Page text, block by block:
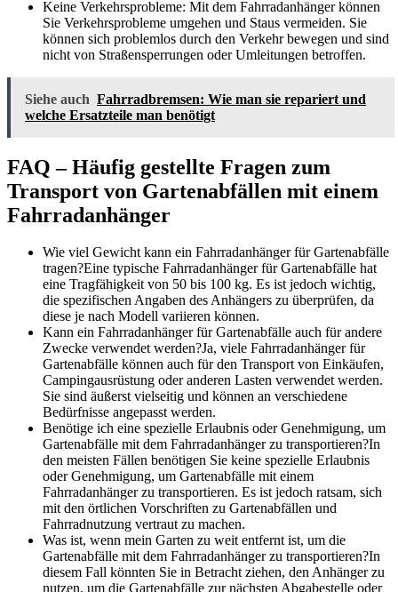
Keine Verkehrsprobleme: Mit dem Fahrradanhänger können
Sie Verkehrsprobleme umgehen und Staus vermeiden. Sie
können sich problemlos durch den Verkehr bewegen und sind
nicht von Straßensperrungen oder Umleitungen betroffen.
Siehe auch Fahrradbremsen: Wie man sie repariert und
welche Ersatzteile man benötigt
FAQ – Häufig gestellte Fragen zum
Transport von Gartenabfällen mit einem
Fahrradanhänger
Wie viel Gewicht kann ein Fahrradanhänger für Gartenabfälle
tragen?Eine typische Fahrradanhänger für Gartenabfälle hat
eine Tragfähigkeit von 50 bis 100 kg. Es ist jedoch wichtig,
die spezifischen Angaben des Anhängers zu überprüfen, da
diese je nach Modell variieren können.
Kann ein Fahrradanhänger für Gartenabfälle auch für andere
Zwecke verwendet werden?Ja, viele Fahrradanhänger für
Gartenabfälle können auch für den Transport von Einkäufen,
Campingausrüstung oder anderen Lasten verwendet werden.
Sie sind äußerst vielseitig und können an verschiedene
Bedürfnisse angepasst werden.
Benötige ich eine spezielle Erlaubnis oder Genehmigung, um
Gartenabfälle mit dem Fahrradanhänger zu transportieren?In
den meisten Fällen benötigen Sie keine spezielle Erlaubnis
oder Genehmigung, um Gartenabfälle mit einem
Fahrradanhänger zu transportieren. Es ist jedoch ratsam, sich
mit den örtlichen Vorschriften zu Gartenabfällen und
Fahrradnutzung vertraut zu machen.
Was ist, wenn mein Garten zu weit entfernt ist, um die
Gartenabfälle mit dem Fahrradanhänger zu transportieren?In
diesem Fall könnten Sie in Betracht ziehen, den Anhänger zu
nutzen, um die Gartenabfälle zur nächsten Abgabestelle oder